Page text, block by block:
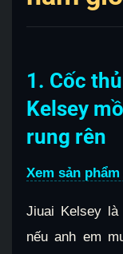
1. Cốc
Kelsey
rung rên
Xem sản
Jiuai Kelsey là
nếu anh em